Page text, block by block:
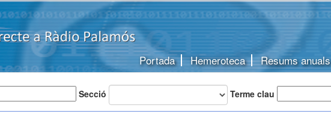
Portada Hemeroteca Resums anuals
Secció Terme clau